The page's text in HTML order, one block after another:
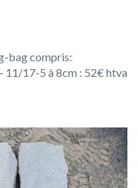
bag compris:
11/17-5 à 8cm : 52€ htva